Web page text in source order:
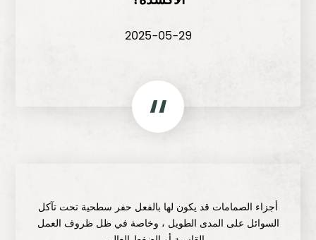
2025-05-29
أجزاء الصمامات قد يكون لها بالفعل حفر سطحية تحت تآكل
السوائل على المدى الطويل ، وخاصة في ظل ظروف العمل